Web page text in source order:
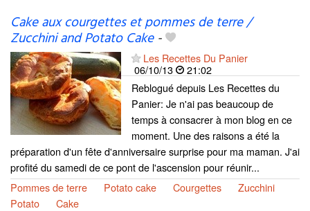
Cake aux courgettes et pommes de terre /
Zucchini and Potato Cake-
Les Recettes Du Panier
06/10/13
21:02
Reblogué depuis Les Recettes du
Panier: Je n'ai pas beaucoup de
temps à consacrer à mon blog en ce
moment. Une des raisons a été la
préparation d'un fête d'anniversaire surprise pour ma maman. J'ai
profité du samedi de ce pont de l'ascension pour réunir...
Pommes de terre
Potato cake Courgettes
Zucchini
Potato
Cake